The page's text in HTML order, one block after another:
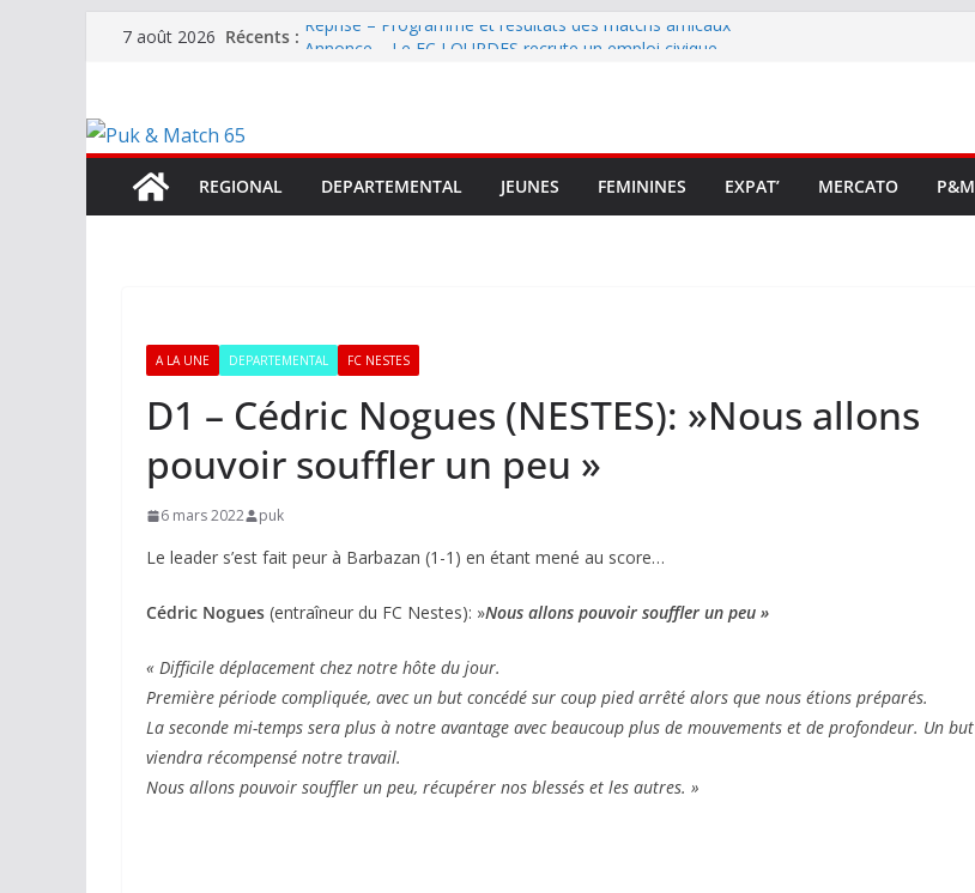
Passer7 août 2026 Récents : Reprise – Programme et résultats des matchs amicaux
terrain d’expression au HOFC
REGIONAL
DEPARTEMENTAL JEUNES FEMININES EXPAT’ MERCATO P&M
A LA UNE DEPARTEMENTAL FC NESTES
D1 – Cédric Nogues (NESTES): »Nous allons
pouvoir souffler un peu »
6 mars 2022 puk
Le leader s’est fait peur à Barbazan (1-1) en étant mené au score…
Cédric Nogues (entraîneur du FC Nestes): »Nous allons pouvoir souffler un peu »
« Difficile déplacement chez notre hôte du jour.
Première période compliquée, avec un but concédé sur coup pied arrêté alors que nous étions préparés.
La seconde mi-temps sera plus à notre avantage avec beaucoup plus de mouvements et de profondeur. Un but
viendra récompensé notre travail.
Nous allons pouvoir souffler un peu, récupérer nos blessés et les autres. »